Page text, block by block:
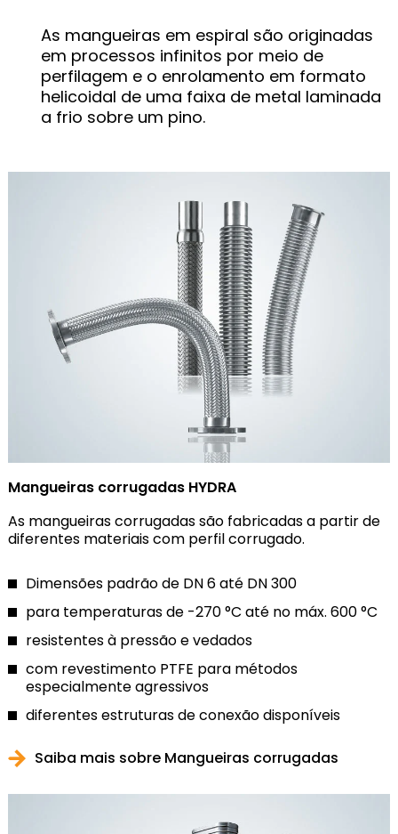
As mangueiras em espiral são originadas
em processos infinitos por meio de
perfilagem e o enrolamento em formato
helicoidal de uma faixa de metal laminada
a frio sobre um pino.
Mangueiras corrugadas HYDRA
As mangueiras corrugadas são fabricadas a partir de
diferentes materiais com perfil corrugado.
Dimensões padrão de DN 6 até DN 300
para temperaturas de -270 °C até no máx. 600 °C
resistentes à pressão e vedados
com revestimento PTFE para métodos
especialmente agressivos
diferentes estruturas de conexão disponíveis
Saiba mais sobre Mangueiras corrugadas